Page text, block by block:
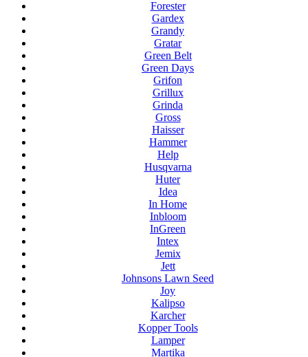
Forester
Gardex
Grandy
Gratar
Green Belt
Green Days
Grifon
Grillux
Grinda
Gross
Haisser
Hammer
Help
Husqvarna
Huter
Idea
In Home
Inbloom
InGreen
Intex
Jemix
Jett
Johnsons Lawn Seed
Joy
Kalipso
Karcher
Kopper Tools
Lamper
Martika